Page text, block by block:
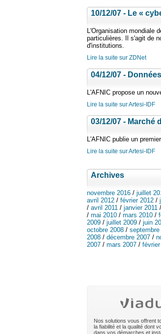
10/12/07 - Le «
L'Organisation mondiale
particulières. Il s'agit de
d'institutions.
Lire la suite sur ZDNet
04/12/07 -
L'AFNIC propose un
Lire la suite sur Artesi-IDF
03/12/07 - Marché
L'AFNIC publie un
Lire la suite sur Artesi-IDF
Archives
novembre 2016 / juillet
avril 2012 / février 2012 /
/ avril 2011 / janvier 2011 /
/ mai 2010 / mars 2010 /
2009 / juillet 2009 / juin
octobre 2008 / septembre
2008 / décembre 2007 /
2007 / mars 2007 /
Nos solutions vous offrent
la fiabilité et la qualité dont
dans vos démarches et